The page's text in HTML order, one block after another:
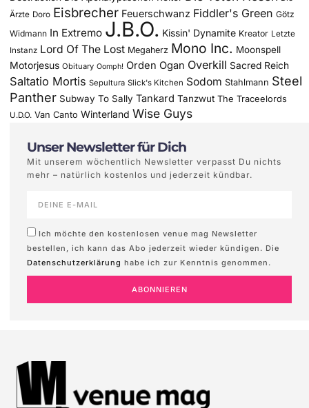
Ärzte Doro Eisbrecher Feuerschwanz Fiddler's Green Götz
Widmann In Extremo J.B.O. Kissin' Dynamite Kreator Letzte
Instanz Lord Of The Lost Megaherz Mono Inc. Moonspell
Motorjesus Obituary Oomph! Orden Ogan Overkill Sacred Reich
Saltatio Mortis Sepultura Slick's Kitchen Sodom Stahlmann Steel
Panther Subway To Sally Tankard Tanzwut The Traceelords
U.D.O. Van Canto Winterland Wise Guys
Unser Newsletter für Dich
Mit unserem wöchentlich Newsletter verpasst Du nichts
mehr – natürlich kostenlos und jederzeit kündbar.
Ich möchte den kostenlosen venue mag Newsletter
bestellen, ich kann das Abo jederzeit wieder kündigen. Die
Datenschutzerklärung habe ich zur Kenntnis genommen.
ABONNIEREN